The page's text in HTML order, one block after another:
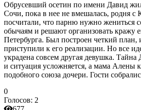
Обрусевший осетин по имени Давид
Сочи, пока в нее не вмешалась, родня с
посчитали, что парню нужно жениться
обычаям и решают организовать кражу
Петербурга. Был построен четкий план,
приступили к его реализации. Но все
украдена совсем другая девушка. Тайна
и ситуация усложняется, а мама Алены
подобного союза дочери. Гости
0
Голосов: 2